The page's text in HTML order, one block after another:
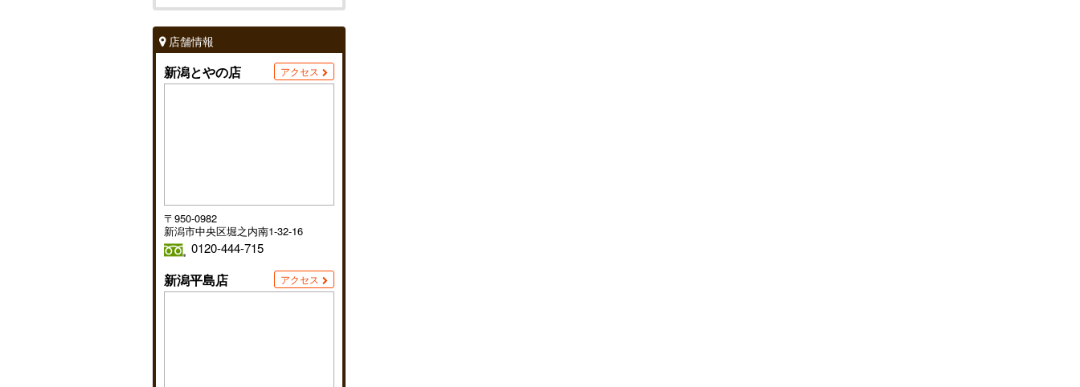
店舗情報
新潟とやの店 アクセス
〒950-0982
新潟市中央区堀之内南1-32-16
0120-444-715
新潟平島店 アクセス